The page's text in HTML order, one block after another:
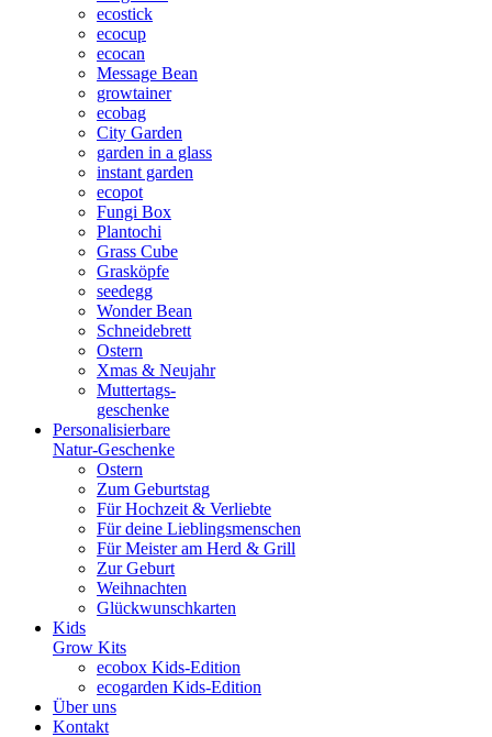
ecostick
ecocup
ecocan
Message Bean
growtainer
ecobag
City Garden
garden in a glass
instant garden
ecopot
Fungi Box
Plantochi
Grass Cube
Grasköpfe
seedegg
Wonder Bean
Schneidebrett
Ostern
Xmas & Neujahr
Muttertags-
geschenke
Personalisierbare
Natur-Geschenke
Ostern
Zum Geburtstag
Für Hochzeit & Verliebte
Für deine Lieblingsmenschen
Für Meister am Herd & Grill
Zur Geburt
Weihnachten
Glückwunschkarten
Kids
Grow Kits
ecobox Kids-Edition
ecogarden Kids-Edition
Über uns
Kontakt